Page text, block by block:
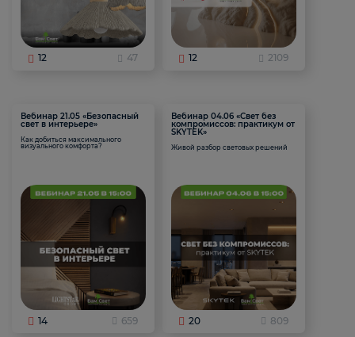
12 47 12 2109
Вебинар 21.05 «Безопасный
свет в интерьере»
Как добиться максимального
визуального комфорта?
14 659
Вебинар 04.06 «Свет без
компромиссов: практикум от
SKYTEK»
Живой разбор световых решений
20 809